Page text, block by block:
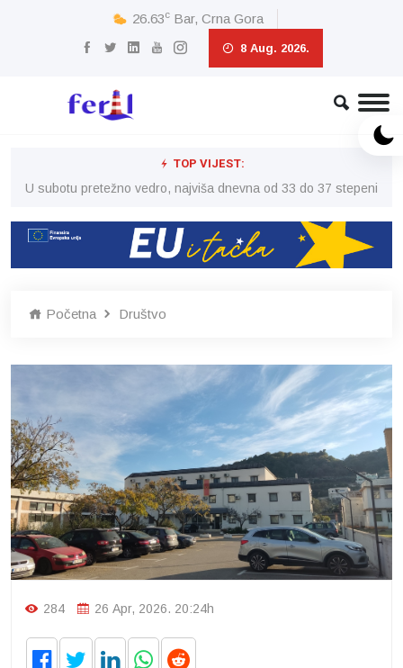
26.63c Bar, Crna Gora
8 Aug. 2026.
TOP VIJEST:
U subotu pretežno vedro, najviša dnevna od 33 do 37 stepeni
Početna Društvo
284 26 Apr, 2026. 20:24h